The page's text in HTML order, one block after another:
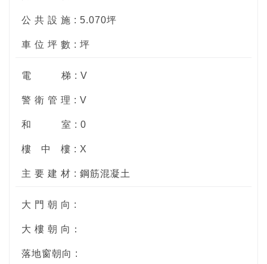
公 共 設 施 : 5.070坪
車 位 坪 數 : 坪
電 梯 : V
警 衛 管 理 : V
和 室 : 0
樓 中 樓 : X
主 要 建 材 : 鋼筋混凝土
大 門 朝 向 :
大 樓 朝 向：
落地窗朝向 :